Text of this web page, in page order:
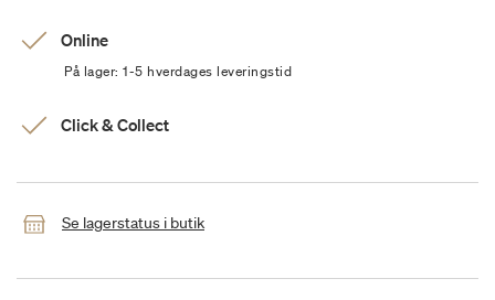
Online
På lager: 1-5 hverdages leveringstid
Click & Collect
Se lagerstatus i butik